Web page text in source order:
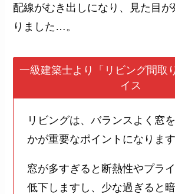
配線がむき出しになり、見た目
りました…。
一級建築士より「リビング間取
イス
リビングは、バランスよく窓
かが重要なポイントになります
窓が多すぎると断熱性やプラ
低下しますし、少な過ぎると